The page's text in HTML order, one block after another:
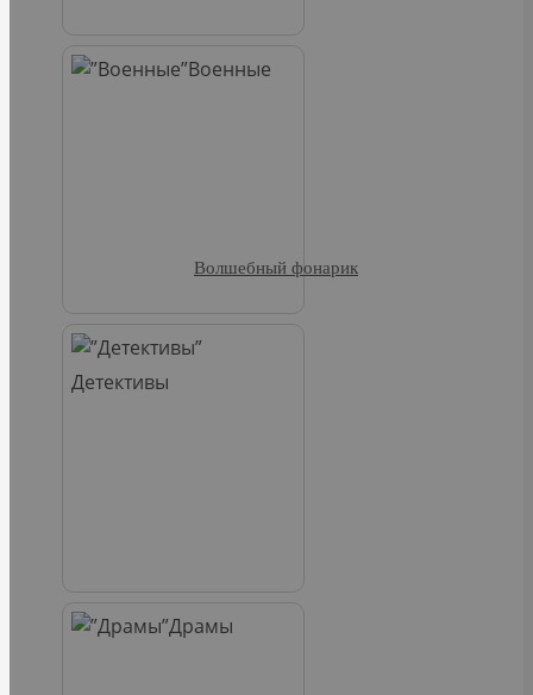
Военные
Детективы
Драмы
Волшебный фонарик